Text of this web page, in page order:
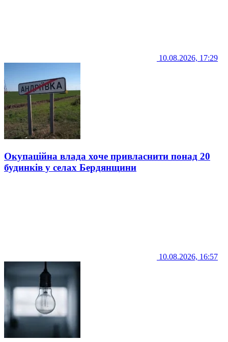
10.08.2026, 17:29
Окупаційна влада хоче привласнити понад 20
будинків у селах Бердянщини
10.08.2026, 16:57